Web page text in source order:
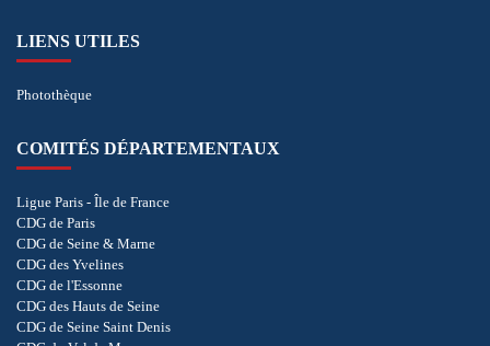
LIENS UTILES
Photothèque
COMITÉS DÉPARTEMENTAUX
Ligue Paris - Île de France
CDG de Paris
CDG de Seine & Marne
CDG des Yvelines
CDG de l'Essonne
CDG des Hauts de Seine
CDG de Seine Saint Denis